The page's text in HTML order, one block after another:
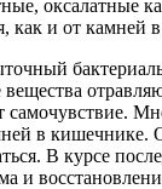
оксалатные
как и от камней
в кишечнике.
В курсе
и